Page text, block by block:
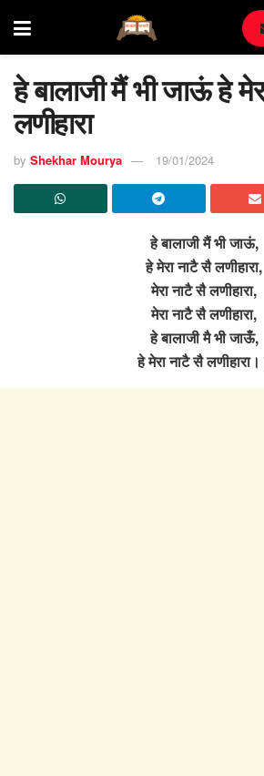
हे बालाजी मैं भी जाऊं हे
लणीहारा
by Shekhar Mourya 19/01/2024
हे बालाजी मैं भी जाऊं,
हे मेरा नाटै सै लणीहारा,
मेरा नाटै सै लणीहारा,
मेरा नाटै सै लणीहारा,
हे बालाजी मै भी जाऊँ,
हे मेरा नाटै सै